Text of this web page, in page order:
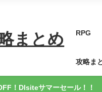
まとめ
RPG
攻略ま
！Dlsiteサマーセール！！